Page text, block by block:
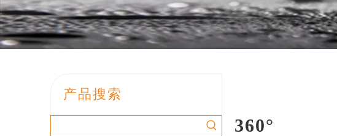
产品搜索
360°